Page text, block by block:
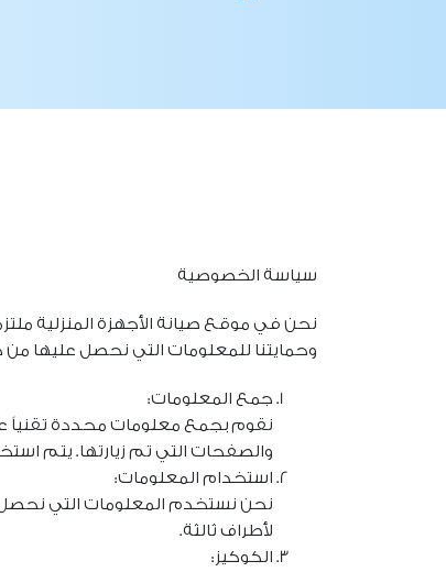
سياسة الخصوصية
نحن في موقع صيانة الأجهزة المنزلية
وحمايتنا للمعلومات التي نحصل عليها
جمع المعلومات:
والصفحات التي تم زيارتها. يتم
استخدام المعلومات:
نحن نستخدم المعلومات التي نحصل
لأطراف ثالثة.
الكوكيز: